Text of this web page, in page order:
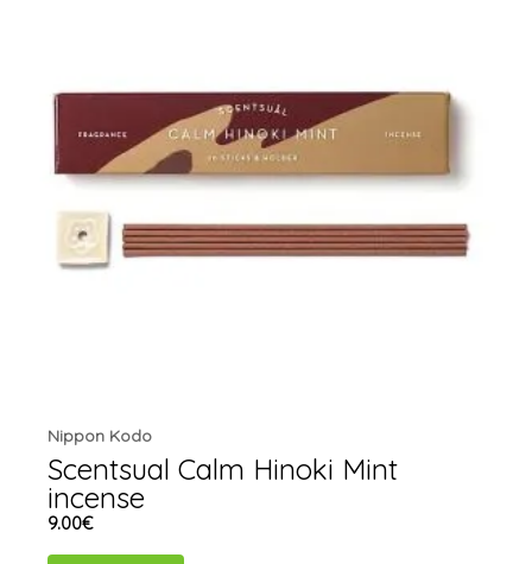
Nippon Kodo
Scentsual Calm Hinoki Mint
incense
9.00€